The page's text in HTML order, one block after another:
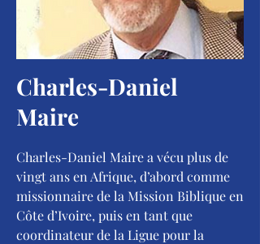
Charles-Daniel
Maire
Charles-Daniel Maire a vécu plus de
vingt ans en Afrique, d’abord comme
missionnaire de la Mission Biblique en
Côte d’Ivoire, puis en tant que
coordinateur de la Ligue pour la